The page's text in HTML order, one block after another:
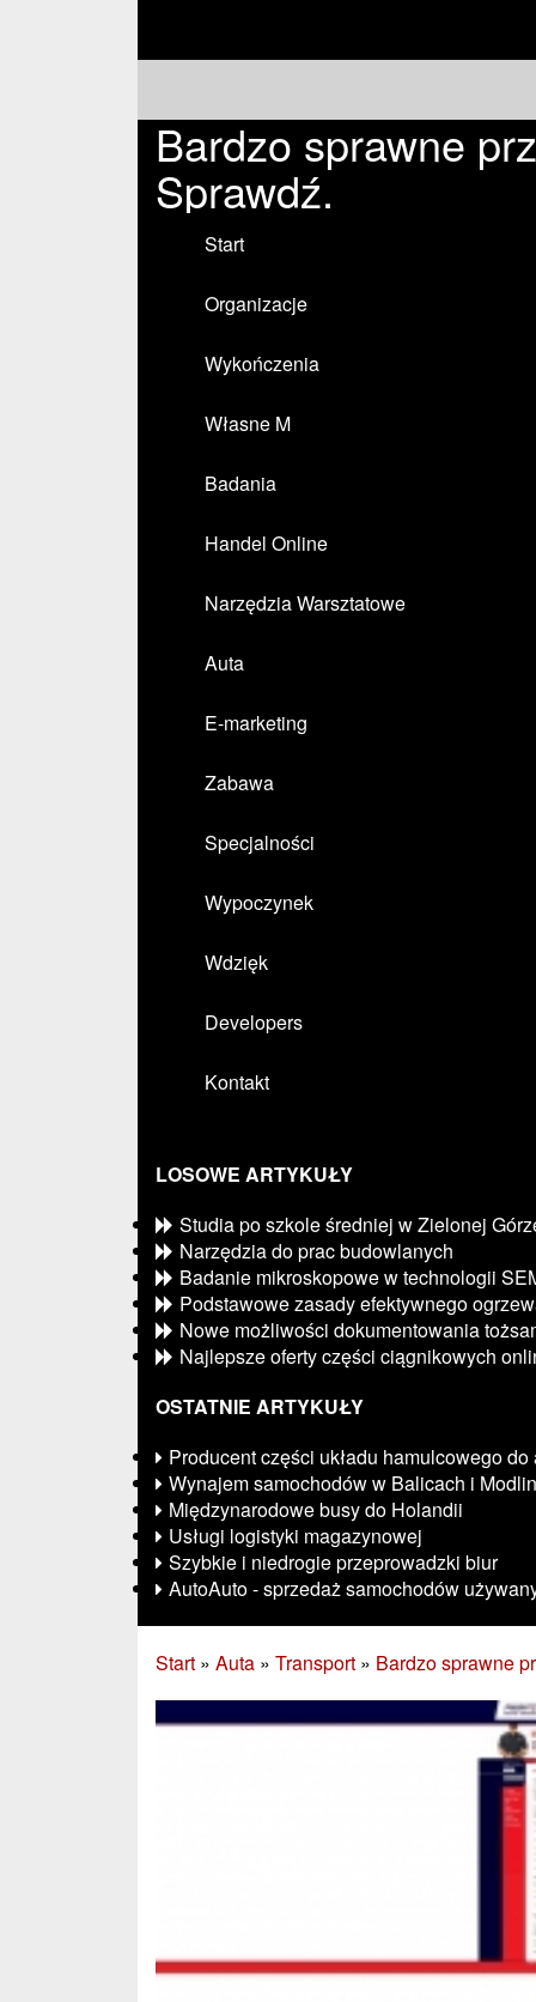
Bardzo sprawne
Sprawdź.
Start
Organizacje
Wykończenia
Własne M
Badania
Handel Online
Narzędzia Warsztatowe
Auta
E-marketing
Zabawa
Specjalności
Wypoczynek
Wdzięk
Developers
Kontakt
LOSOWE ARTYKUŁY
Studia po szkole średniej w Zielonej
Narzędzia do prac budowlanych
Badanie mikroskopowe w technologii
Podstawowe zasady efektywnego
Nowe możliwości dokumentowania
Najlepsze oferty części ciągnikowych
OSTATNIE ARTYKUŁY
Producent części układu hamulcowego
Wynajem samochodów w Balicach i
Międzynarodowe busy do Holandii
Usługi logistyki magazynowej
Szybkie i niedrogie przeprowadzki biur
AutoAuto - sprzedaż samochodów
Start » Auta » Transport » Bardzo sprawne